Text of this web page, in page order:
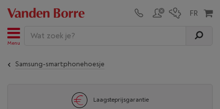
Menu
Samsung-smartphonehoesje
Laagsteprijsgarantie